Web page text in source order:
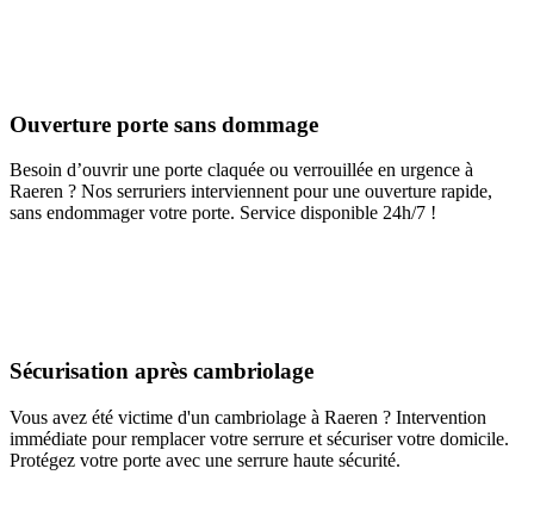
Ouverture porte sans dommage
Besoin d’ouvrir une porte claquée ou verrouillée en urgence à
Raeren ? Nos serruriers interviennent pour une ouverture rapide,
sans endommager votre porte. Service disponible 24h/7 !
Sécurisation après cambriolage
Vous avez été victime d'un cambriolage à Raeren ? Intervention
immédiate pour remplacer votre serrure et sécuriser votre domicile.
Protégez votre porte avec une serrure haute sécurité.